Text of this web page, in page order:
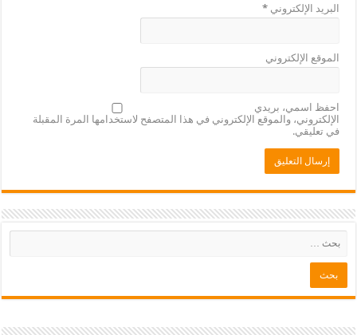
البريد الإلكتروني*
الموقع الإلكتروني
احفظ اسمي، بريدي
الإلكتروني، والموقع الإلكتروني في هذا المتصفح لاستخدامها المرة المقبلة
في تعليقي.